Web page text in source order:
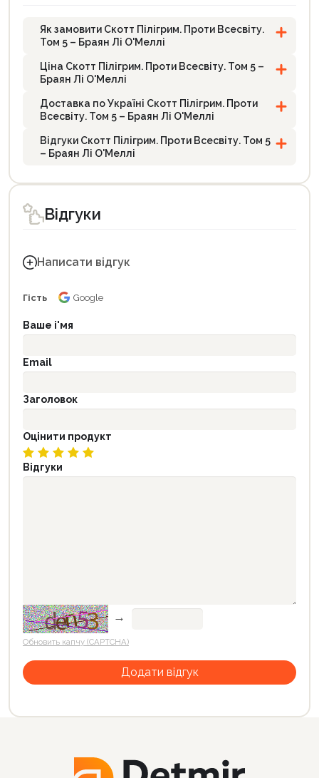
Як замовити Скотт Пілігрим. Проти Всесвіту.
Том 5 – Браян Лі О'Меллі
Ціна Скотт Пілігрим. Проти Всесвіту. Том 5 –
Браян Лі О'Меллі
Доставка по Україні Скотт Пілігрим. Проти
Всесвіту. Том 5 – Браян Лі О'Меллі
Відгуки Скотт Пілігрим. Проти Всесвіту. Том 5
– Браян Лі О'Меллі
Відгуки
Написати відгук
Гість Google
Ваше і'мя
Email
Заголовок
Оцінити продукт
Відгуки
→
Обновить капчу (CAPTCHA)